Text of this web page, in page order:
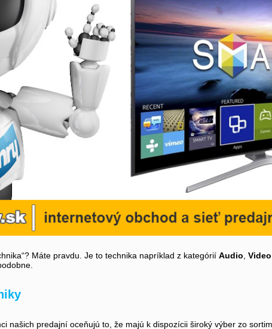
Máte pravdu. Je to technika napríklad z kategórií Audio, Video
našich predajní oceňujú to, že majú k dispozícii široký výber zo